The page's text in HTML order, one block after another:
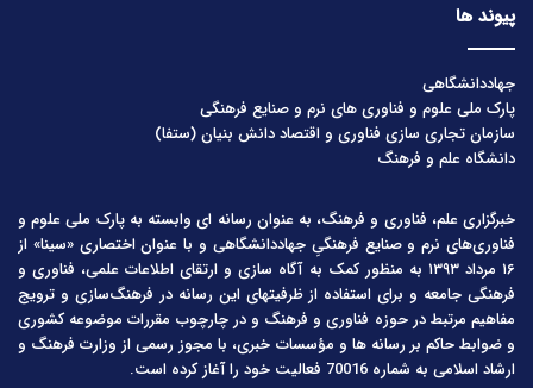
پیوند ها
جهاددانشگاهی
پارک ملی علوم و فناوری های نرم و صنایع فرهنگی
سازمان تجاری سازی فناوری و اقتصاد دانش بنیان (ستفا)
دانشگاه علم و فرهنگ
خبرگزاری علم، فناوری و فرهنگ، به عنوان رسانه ای وابسته به پارک ملی علوم و
فناوری‌های نرم و صنایع فرهنگیِ جهاددانشگاهی و با عنوان اختصاری «سینا» از
۱۶ مرداد ۱۳۹۳ به منظور کمک به آگاه سازی و ارتقای اطلاعات علمی، فناوری و
فرهنگی جامعه و برای استفاده از ظرفیتهای این رسانه در فرهنگ‌سازی و ترویج
مفاهیم مرتبط در حوزه فناوری و فرهنگ و در چارچوب مقررات موضوعه کشوری
و ضوابط حاکم بر رسانه ها و مؤسسات خبری، با مجوز رسمی از وزارت فرهنگ و
ارشاد اسلامی به شماره 70016 فعالیت خود را آغاز کرده است.